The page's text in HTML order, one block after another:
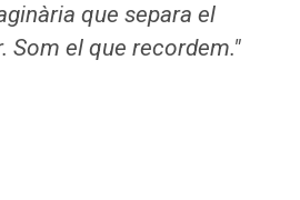
que separa el
Som el que recordem."